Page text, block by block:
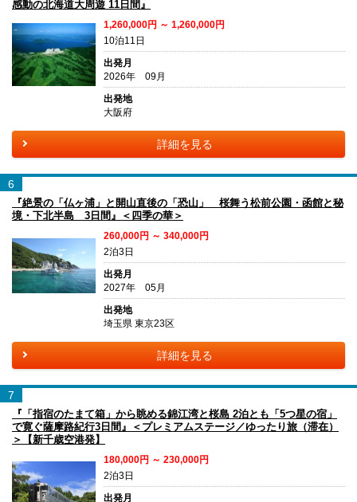
感動の北海道大周遊 11日間』
1,260,000円 ～ 1,260,000円
10泊11日
出発月
2026年 09月
出発地
大阪府
詳細を見る
6
『絶景の「仏ヶ浦」と開山直後の「恐山」 桜舞う松前公園・函館と秘
境・下北半島 3日間』＜四季の華＞
260,000円 ～ 340,000円
2泊3日
出発月
2027年 05月
出発地
埼玉県 東京23区
詳細を見る
7
『「指宿のたまて箱」から眺める錦江湾と桜島 2泊とも「5つ星の宿」
で寛ぐ薩摩路紀行3日間』＜プレミアムステージ／ゆったり旅（滞在）
＞【新千歳空港発】
180,000円 ～ 230,000円
2泊3日
出発月